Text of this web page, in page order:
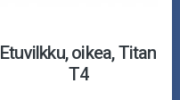
Etuvilkku, oikea, Titan
T4